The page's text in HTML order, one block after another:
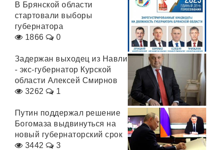
В Брянской области
стартовали выборы
губернатора
1866
0
Задержан выходец из Навли
- экс-губернатор Курской
области Алексей Смирнов
3262
1
Путин поддержал решение
Богомаза выдвинуться на
новый губернаторский срок
3442
3